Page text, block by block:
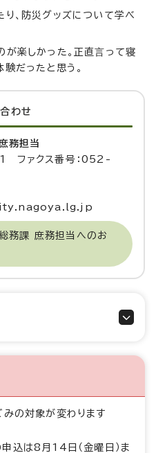
、防災グッズについて学べ
が楽しかった。正直⾔って寝
だったと思う。
わせ
務担当
ファクス番号：052-
務課 庶務担当へのお
の対象が変わります
込は8月14日（金曜日）ま